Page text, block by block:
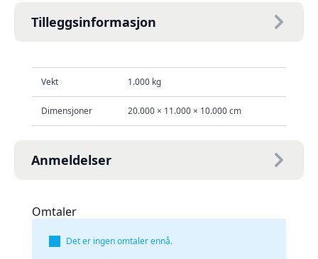
Tilleggsinformasjon
Vekt 1.000 kg
Dimensjoner 20.000 × 11.000 × 10.000 cm
Anmeldelser
Omtaler
Det er ingen omtaler ennå.